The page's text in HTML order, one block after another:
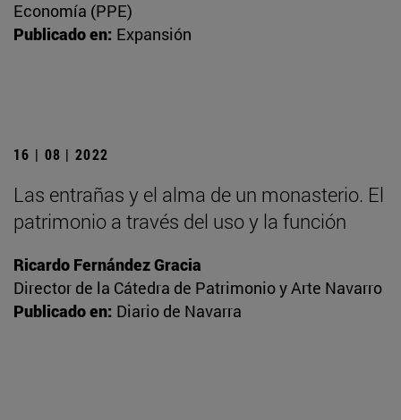
Economía (PPE)
Publicado en: Expansión
16 | 08 | 2022
Las entrañas y el alma de un monasterio. El
patrimonio a través del uso y la función
Ricardo Fernández Gracia
Director de la Cátedra de Patrimonio y Arte Navarro
Publicado en: Diario de Navarra